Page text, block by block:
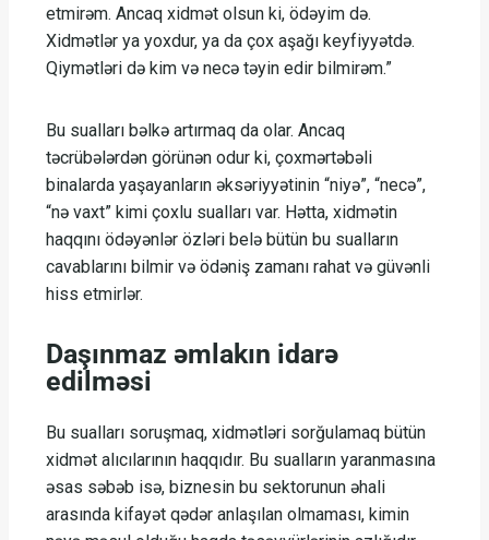
etmirəm. Ancaq xidmət olsun ki, ödəyim də.
Xidmətlər ya yoxdur, ya da çox aşağı keyfiyyətdə.
Qiymətləri də kim və necə təyin edir bilmirəm.”
Bu sualları bəlkə artırmaq da olar. Ancaq
təcrübələrdən görünən odur ki, çoxmərtəbəli
binalarda yaşayanların əksəriyyətinin “niyə”, “necə”,
“nə vaxt” kimi çoxlu sualları var. Hətta, xidmətin
haqqını ödəyənlər özləri belə bütün bu sualların
cavablarını bilmir və ödəniş zamanı rahat və güvənli
hiss etmirlər.
Daşınmaz əmlakın idarə
edilməsi
Bu sualları soruşmaq, xidmətləri sorğulamaq bütün
xidmət alıcılarının haqqıdır. Bu sualların yaranmasına
əsas səbəb isə, biznesin bu sektorunun əhali
arasında kifayət qədər anlaşılan olmaması, kimin